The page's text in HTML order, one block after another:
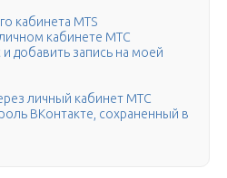
кабинета MTS
личном кабинете МТС
и добавить запись на моей
личный кабинет МТС
ВКонтакте, сохраненный в